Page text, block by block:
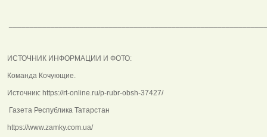
ИСТОЧНИК ИНФОРМАЦИИ И ФОТО:
Команда Кочующие.
Источник: https://rt-online.ru/p-rubr-obsh-37427/
Газета Республика Татарстан
https://www.zamky.com.ua/